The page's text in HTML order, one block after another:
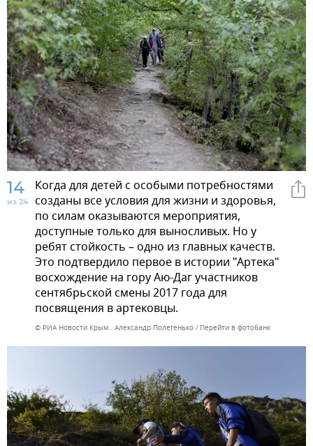
14
из 24
Когда для детей с особыми потребностями
созданы все условия для жизни и здоровья,
по силам оказываются мероприятия,
доступные только для выносливых. Но у
ребят стойкость – одно из главных качеств.
Это подтвердило первое в истории "Артека"
восхождение на гору Аю-Даг участников
сентябрьской смены 2017 года для
посвящения в артековцы.
© РИА Новости Крым . Александр Полегенько Перейти в фотобанк